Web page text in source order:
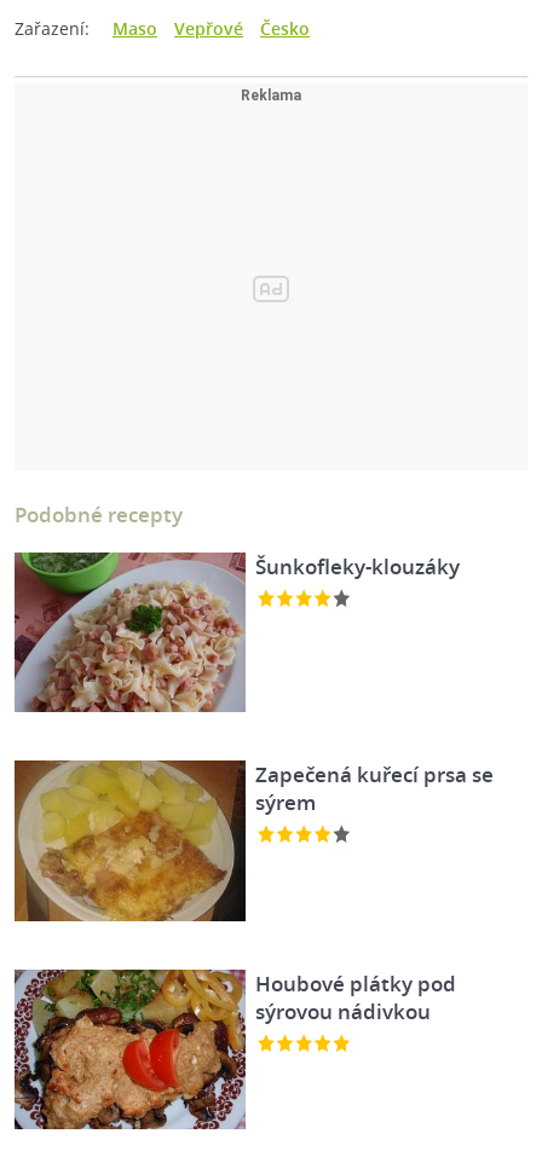
Zařazení: Maso Vepřové Česko
Podobné recepty
Šunkofleky-klouzáky
Zapečená kuřecí prsa se
sýrem
Houbové plátky pod
sýrovou nádivkou